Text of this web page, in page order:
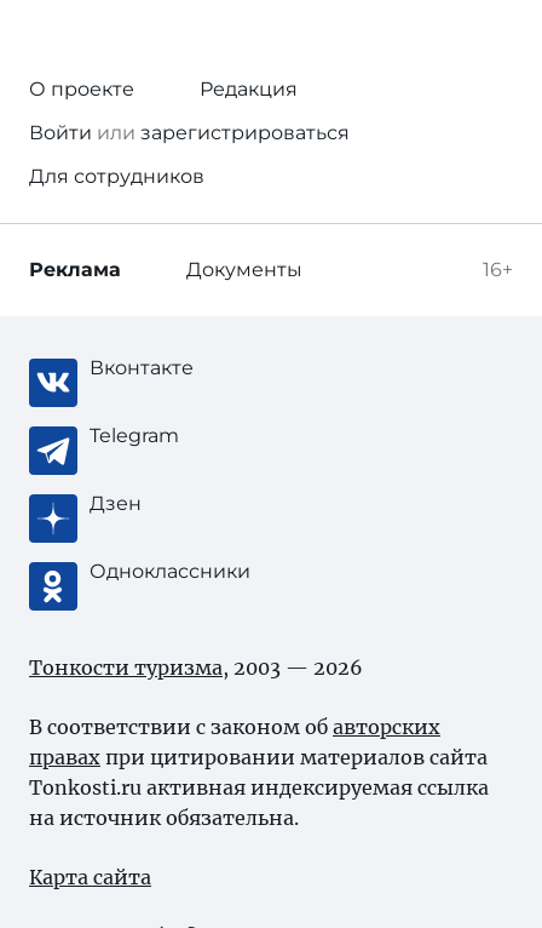
О проекте
Редакция
Войти или зарегистрироваться
Для сотрудников
16+
Реклама Документы
Вконтакте
Telegram
Дзен
Одноклассники
Тонкости туризма, 2003 — 2026
В соответствии с законом об авторских
правах при цитировании материалов сайта
Tonkosti.ru активная индексируемая ссылка
на источник обязательна.
Карта сайта